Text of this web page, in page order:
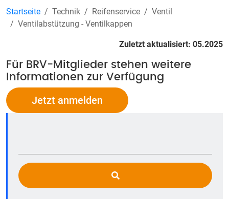
Startseite Technik Reifenservice
Ventil
Ventilabstützung - Ventilkappen
Zuletzt aktualisiert: 05.2025
Für BRV-Mitglieder stehen weitere
Informationen zur Verfügung
Jetzt anmelden